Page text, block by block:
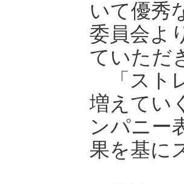
いて優秀
委員会よ
ていただ
「スト
増えてい
ンパニー
果を基に